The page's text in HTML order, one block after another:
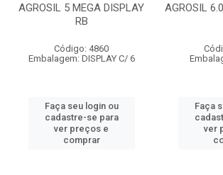
AGROSIL 5 MEGA DISPLAY
RB
Código: 4860
Embalagem: DISPLAY C/ 6
Faça seu login ou
cadastre-se para
ver preços e
comprar
AGROSIL
Faça
ver